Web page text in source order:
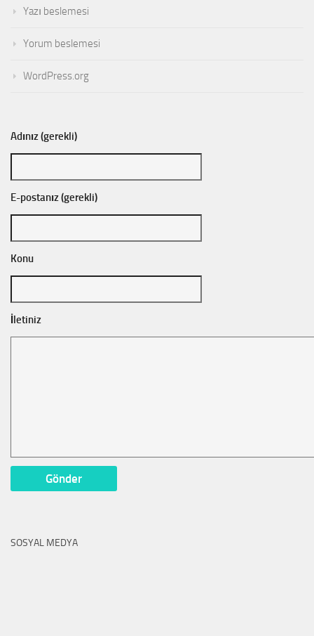
Yazı beslemesi
Yorum beslemesi
WordPress.org
Adınız (gerekli)
E-postanız (gerekli)
Konu
İletiniz
SOSYAL MEDYA